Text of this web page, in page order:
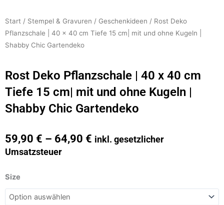
Start / Stempel & Gravuren / Geschenkideen / Rost Deko
Pflanzschale | 40 x 40 cm Tiefe 15 cm| mit und ohne Kugeln |
Shabby Chic Gartendeko
Rost Deko Pflanzschale | 40 x 40 cm
Tiefe 15 cm| mit und ohne Kugeln |
Shabby Chic Gartendeko
59,90 € – 64,90 € inkl. gesetzlicher
Umsatzsteuer
Size
Rost
Deko
Pflanzschale